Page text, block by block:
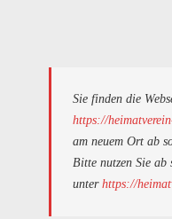
Sie finden die
https://
am neuem Ort ab
Bitte nutzen Sie
unter https://